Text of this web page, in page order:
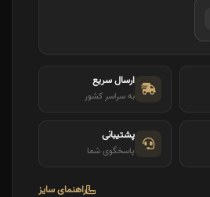
ارسال سریع
به سراسر کشور
پشتیبانی
پاسخگوی شما
راهنمای سایز